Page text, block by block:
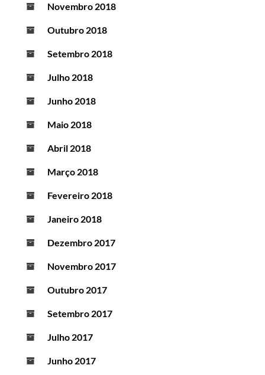
Novembro 2018
Outubro 2018
Setembro 2018
Julho 2018
Junho 2018
Maio 2018
Abril 2018
Março 2018
Fevereiro 2018
Janeiro 2018
Dezembro 2017
Novembro 2017
Outubro 2017
Setembro 2017
Julho 2017
Junho 2017